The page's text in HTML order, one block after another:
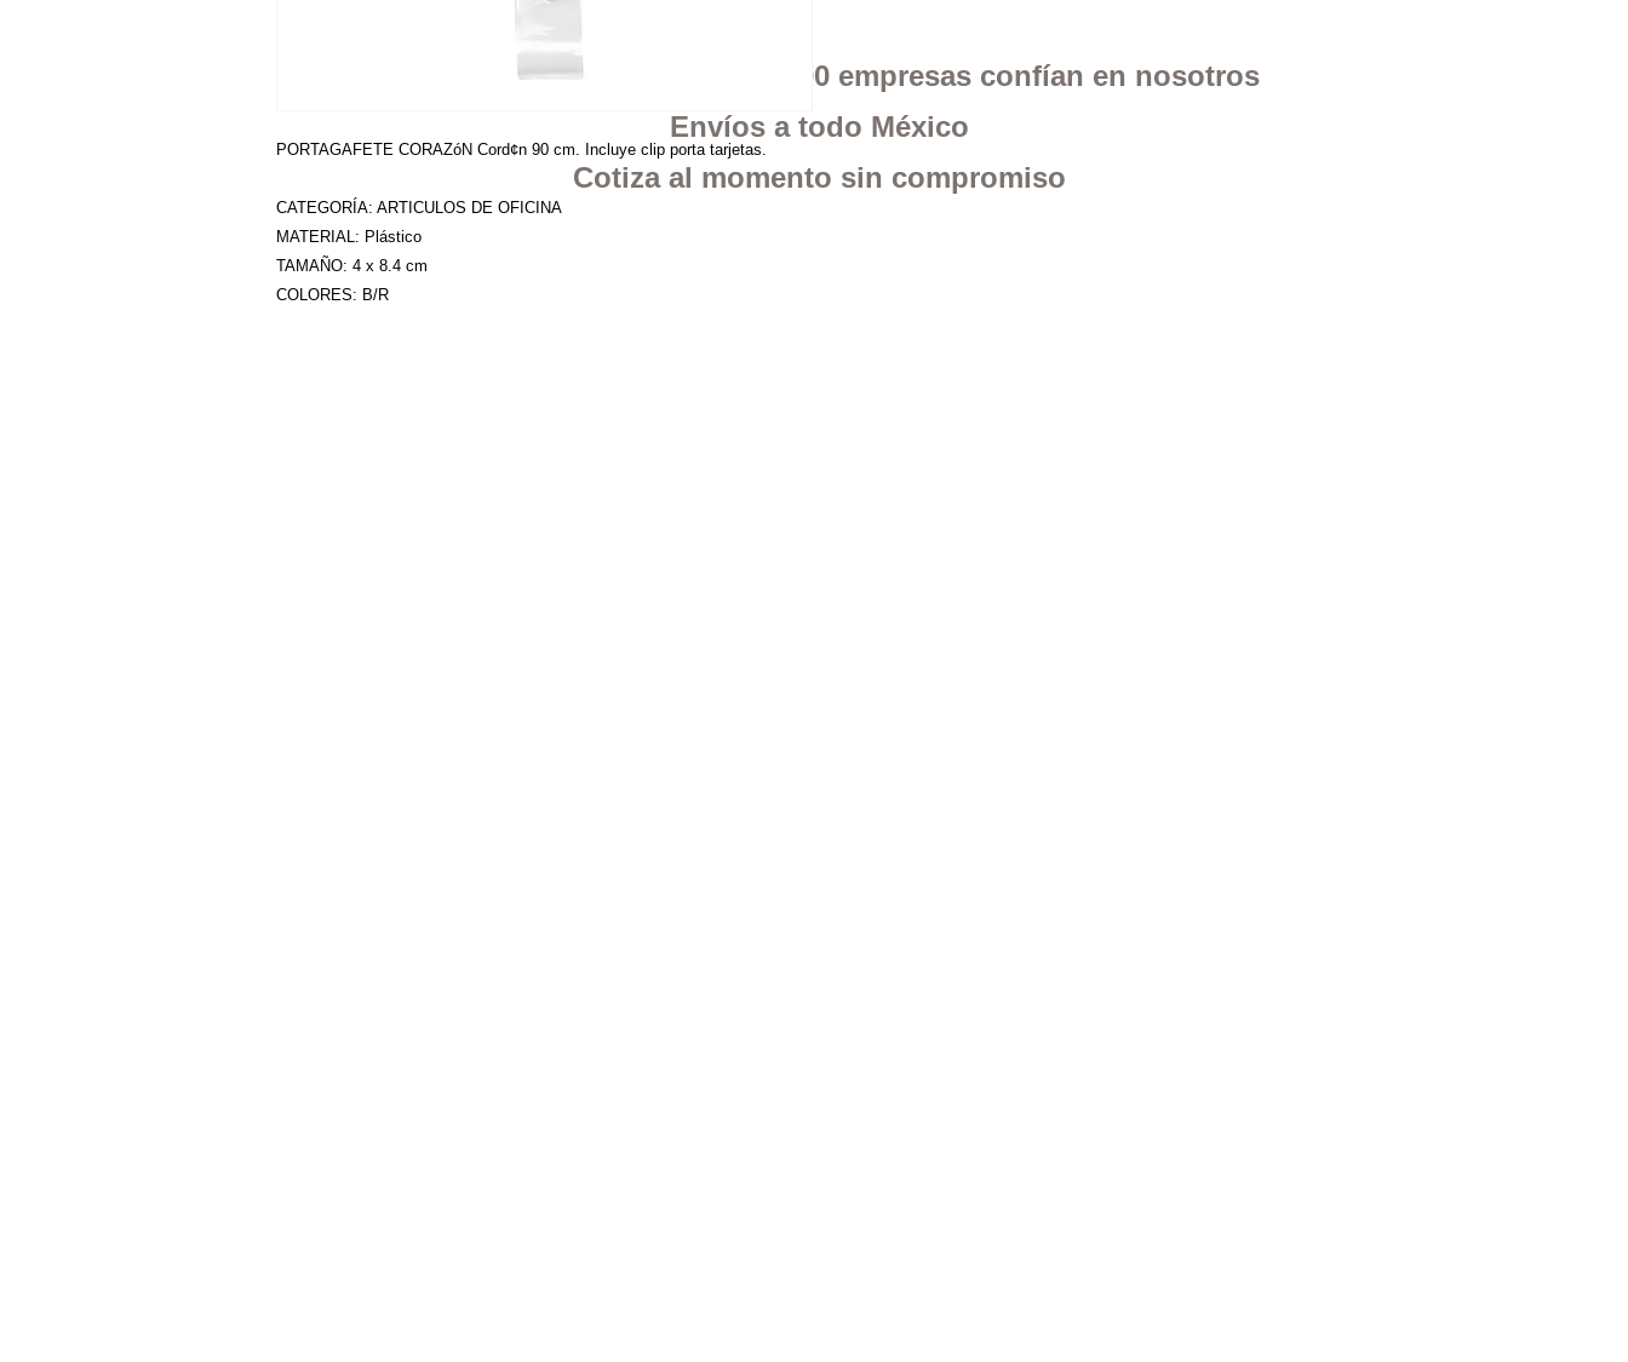
5 Estrellas en Google mas de 400 empresas confían en nosotros
Envíos a todo México
Cotiza al momento sin compromiso
PORTAGAFETE CORAZóN Cord¢n 90 cm. Incluye clip porta tarjetas.
CATEGORÍA: ARTICULOS DE OFICINA
MATERIAL: Plástico
TAMAÑO: 4 x 8.4 cm
COLORES: B/R